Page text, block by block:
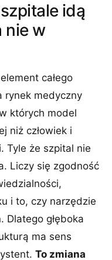
idą
nie w
całego
rynek medyczny
których model
niż człowiek i
Tyle że szpital nie
Liczy się zgodność
i to, czy narzędzie
Dlatego głęboka
ma sens
To zmiana